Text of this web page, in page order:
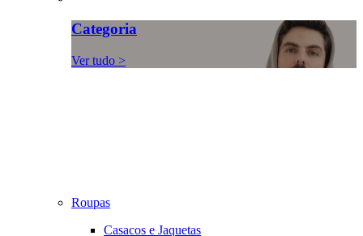
Categoria
Ver tudo >
Roupas
Casacos e Jaquetas